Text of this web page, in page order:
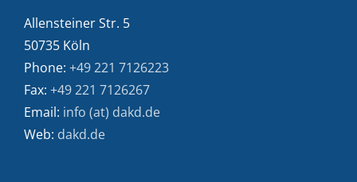
Allensteiner Str. 5
50735 Köln
Phone: +49 221 7126223
Fax: +49 221 7126267
Email: info (at) dakd.de
Web: dakd.de